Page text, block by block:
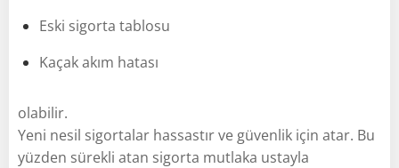
Eski sigorta tablosu
Kaçak akım hatası
olabilir.
Yeni nesil sigortalar hassastır ve güvenlik için atar. Bu
yüzden sürekli atan sigorta mutlaka ustayla